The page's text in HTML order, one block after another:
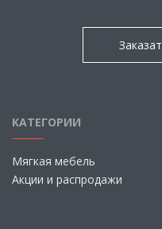
КАТЕГОРИИ
Мягкая мебель
Акции и распродажи